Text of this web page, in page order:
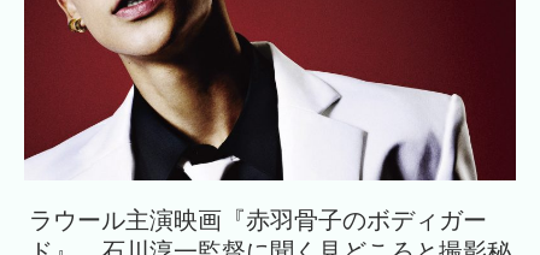
ラウール主演映画『赤羽骨子のボディガー